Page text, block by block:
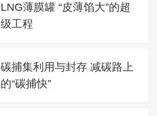
LNG薄膜罐 “皮薄馅大”的超
级工程
碳捕集利用与封存 减碳路上
的“碳捕快”